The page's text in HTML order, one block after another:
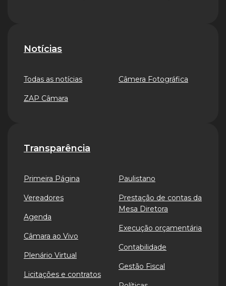
Notícias
Todas as notícias
ZAP Câmara
Câmera Fotográfica
Transparência
Primeira Página
Vereadores
Agenda
Câmara ao Vivo
Plenário Virtual
Licitações e contratos
Paulistano
Prestação de contas da
Mesa Diretora
Execução orçamentária
Contabilidade
Gestão Fiscal